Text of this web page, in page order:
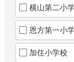
横山第二小
恩方第一小
加住小学校